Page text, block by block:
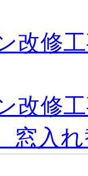
改修
改修
窓入